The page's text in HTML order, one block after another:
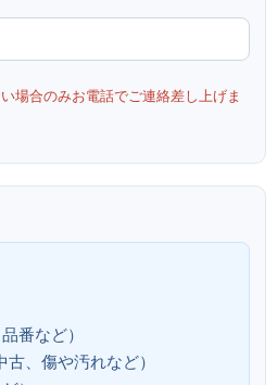
場合のみお電話でご連絡差し上げま
番など）
、傷や汚れなど）